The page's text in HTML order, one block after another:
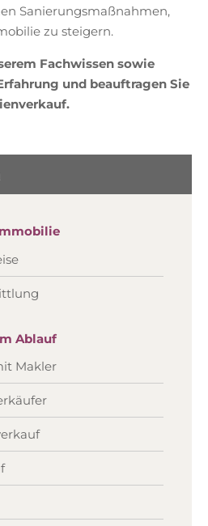
Sanierungsmaßnahmen,
zu steigern.
Fachwissen sowie
und beauftragen Sie
Ablauf
Makler